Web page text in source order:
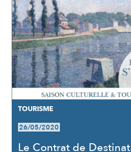
TOURISME
26/05/2020
Le Contrat de